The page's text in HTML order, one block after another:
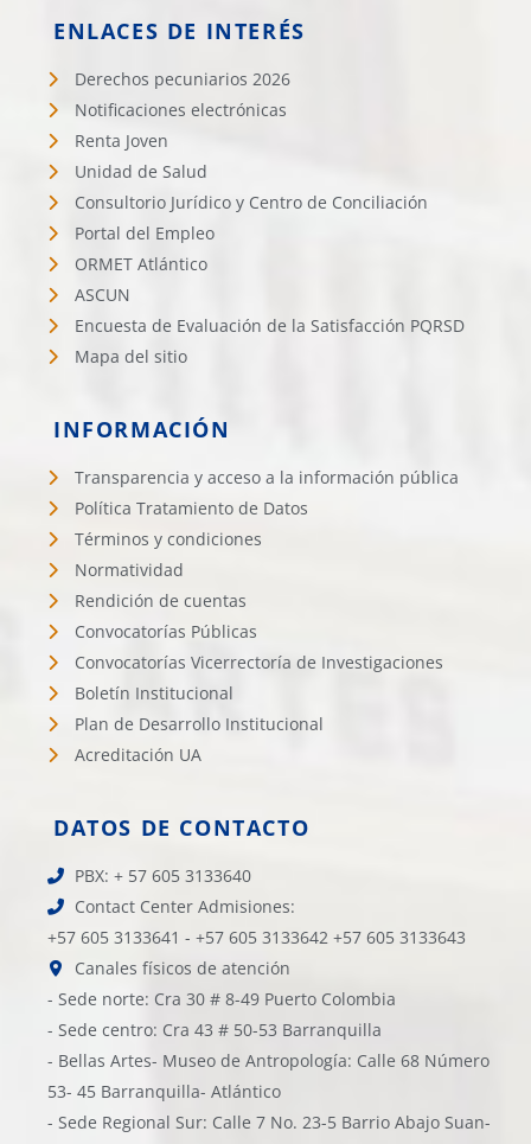
ENLACES DE INTERÉS
Derechos pecuniarios 2026
Notificaciones electrónicas
Renta Joven
Unidad de Salud
Consultorio Jurídico y Centro de Conciliación
Portal del Empleo
ORMET Atlántico
ASCUN
Encuesta de Evaluación de la Satisfacción PQRSD
Mapa del sitio
INFORMACIÓN
Transparencia y acceso a la información pública
Política Tratamiento de Datos
Términos y condiciones
Normatividad
Rendición de cuentas
Convocatorías Públicas
Convocatorías Vicerrectoría de Investigaciones
Boletín Institucional
Plan de Desarrollo Institucional
Acreditación UA
DATOS DE CONTACTO
PBX: + 57 605 3133640
Contact Center Admisiones:
+57 605 3133641 - +57 605 3133642 +57 605 3133643
Canales físicos de atención
- Sede norte: Cra 30 # 8-49 Puerto Colombia
- Sede centro: Cra 43 # 50-53 Barranquilla
- Bellas Artes- Museo de Antropología: Calle 68 Número
53- 45 Barranquilla- Atlántico
- Sede Regional Sur: Calle 7 No. 23-5 Barrio Abajo Suan-